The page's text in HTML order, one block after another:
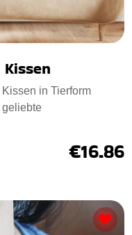
in Tierform
geliebte
€16.86